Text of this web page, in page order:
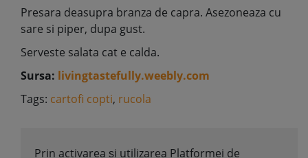
Presara deasupra branza de capra. Asezoneaza cu
sare si piper, dupa gust.
Serveste salata cat e calda.
Sursa: livingtastefully.weebly.com
Tags: cartofi copti, rucola
Prin activarea și utilizarea Platformei de